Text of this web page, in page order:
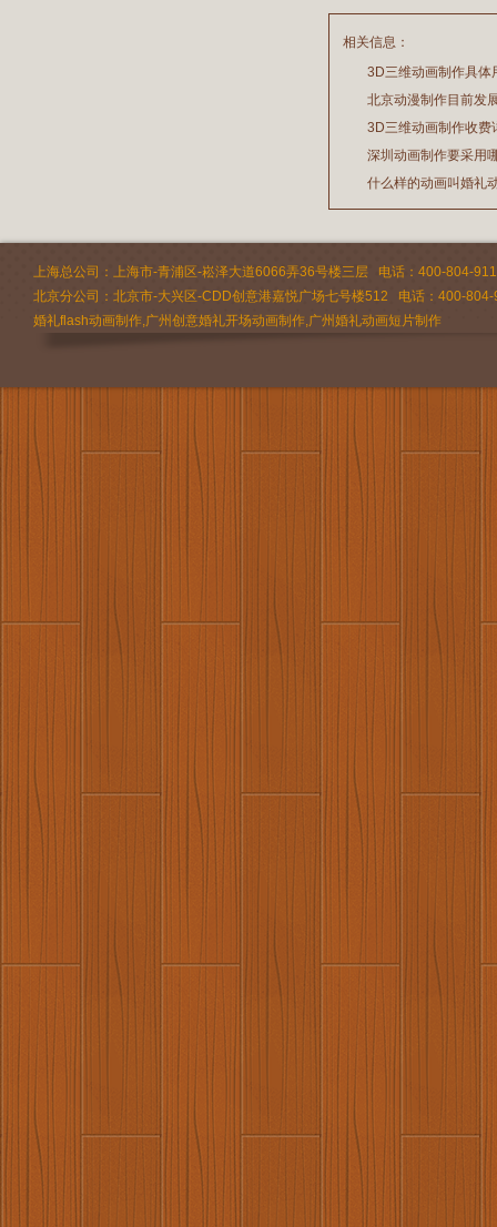
相关信息：
3D三维动画制作具体
2026/03/18
北京动漫制作目前发
2026/03/05
3D三维动画制作收费
2026/03/03
深圳动画制作要采用
2026/02/03
什么样的动画叫婚礼
2020/10/15
上海总公司：上海市-青浦区-崧泽大道6066弄36号楼三层 电话：400-804-
北京分公司：北京市-大兴区-CDD创意港嘉悦广场七号楼512 电话：400-
婚礼flash动画制作,广州创意婚礼开场动画制作,广州婚礼动画短片制作